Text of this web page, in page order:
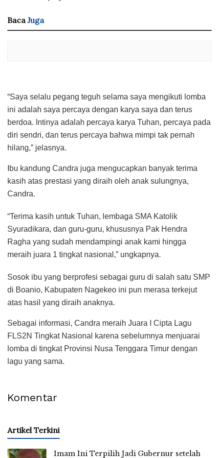
Baca Juga
“Saya selalu pegang teguh selama saya mengikuti lomba
ini adalah saya percaya dengan karya saya dan terus
berdoa. Intinya adalah percaya karya Tuhan, percaya pada
diri sendri, dan terus percaya bahwa mimpi tak pernah
hilang,” jelasnya.
Ibu kandung Candra juga mengucapkan banyak terima
kasih atas prestasi yang diraih oleh anak sulungnya,
Candra.
“Terima kasih untuk Tuhan, lembaga SMA Katolik
Syuradikara, dan guru-guru, khususnya Pak Hendra
Ragha yang sudah mendampingi anak kami hingga
meraih juara 1 tingkat nasional,” ungkapnya.
Sosok ibu yang berprofesi sebagai guru di salah satu SMP
di Boanio, Kabupaten Nagekeo ini pun merasa terkejut
atas hasil yang diraih anaknya.
Sebagai informasi, Candra meraih Juara I Cipta Lagu
FLS2N Tingkat Nasional karena sebelumnya menjuarai
lomba di tingkat Provinsi Nusa Tenggara Timur dengan
lagu yang sama.
Komentar
Artikel Terkini
Imam Ini Terpilih Jadi Gubernur setelah